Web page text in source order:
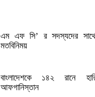
এম এফ সি’ র সদস্যদের
মতবিনিময়
বাংলাদেশকে ১৪২ রানে
আফগানিস্তান